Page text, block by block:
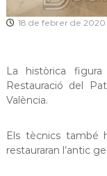
18 de febrer de 2020
La històrica
Restauració del
València.
Els tècnics també
restauraran l’antic